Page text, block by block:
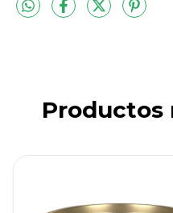
Productos